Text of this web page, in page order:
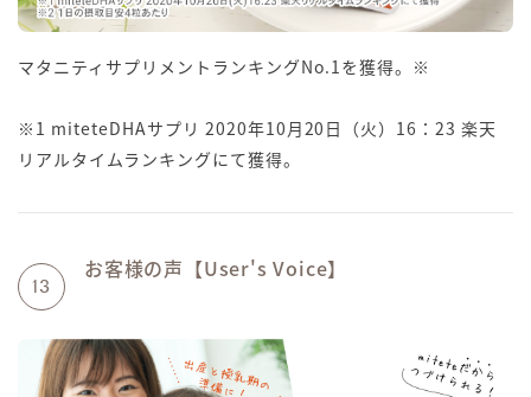
マタニティサプリメントランキングNo.1を獲得。※
※1 miteteDHAサプリ 2020年10月20日（火）16：23 楽天
リアルタイムランキングにて獲得。
13
お客様の声【User's Voice】